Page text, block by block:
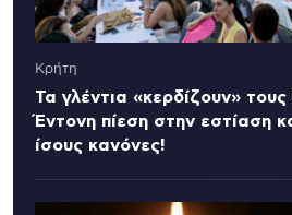
Κρήτη
Τα γλέντια «κερδίζουν»
Έντονη πίεση στην εστίαση
ίσους κανόνες!